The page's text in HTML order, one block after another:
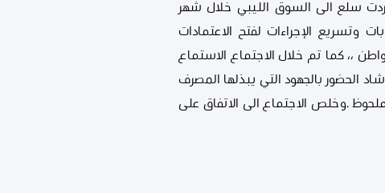
سلع الى السوق الليبي خلال شهر
وتسريع الإجراءات لفتح الاعتمادات
،، كما تم خلال الاجتماع الاستماع
الحضور بالجهود التي يبذلها المصرف
.وخلص الاجتماع الى الاتفاق على